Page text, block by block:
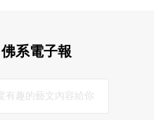
系電子報